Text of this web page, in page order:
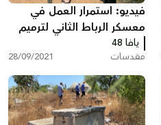
فيديو: استمرار العمل في
معسكر الرباط الثاني لترميم
وصيانة المقدسات باللد
يافا 48
مقدسات 28/09/2021